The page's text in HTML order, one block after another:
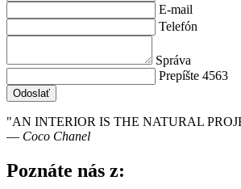
E-mail
Telefón
Správa
Prepíšte 4563
Odoslať
"AN INTERIOR IS THE NATURAL
― Coco Chanel
Poznáte nás z: